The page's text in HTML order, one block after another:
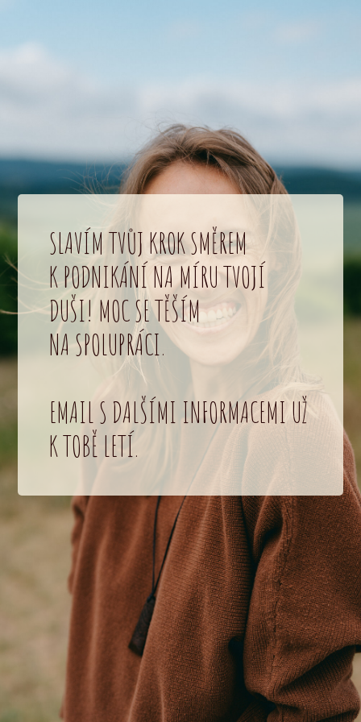
SLAVÍM TVŮJ KROK SMĚREM
K PODNIKÁNÍ NA MÍRU TVOJÍ
DUŠI! MOC SE TĚŠÍM
NA SPOLUPRÁCI.
EMAIL S DALŠÍMI INFORMACEMI UŽ
K TOBĚ LETÍ.